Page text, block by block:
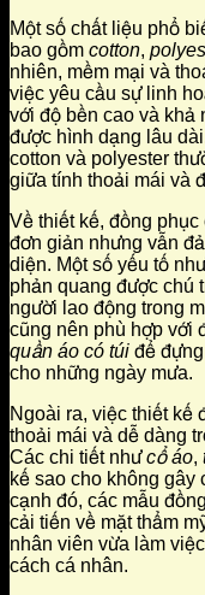
Một số chất liệu phổ
bao gồm cotton,
nhiên, mềm mại và
việc yêu cầu sự linh
với độ bền cao và khả
được hình dạng lâu
cotton và polyester
giữa tính thoải mái và
Về thiết kế, đồng
đơn giản nhưng vẫn
diện. Một số yếu tố
phản quang được chú
người lao động trong
cũng nên phù hợp với
quần áo có túi để
cho những ngày mưa.
Ngoài ra, việc thiết kế
thoải mái và dễ dàng
Các chi tiết nhưcổ áo,
kế sao cho không gây
cạnh đó, các mẫu
cải tiến về mặt thẩm
nhân viên vừa làm
cách cá nhân.